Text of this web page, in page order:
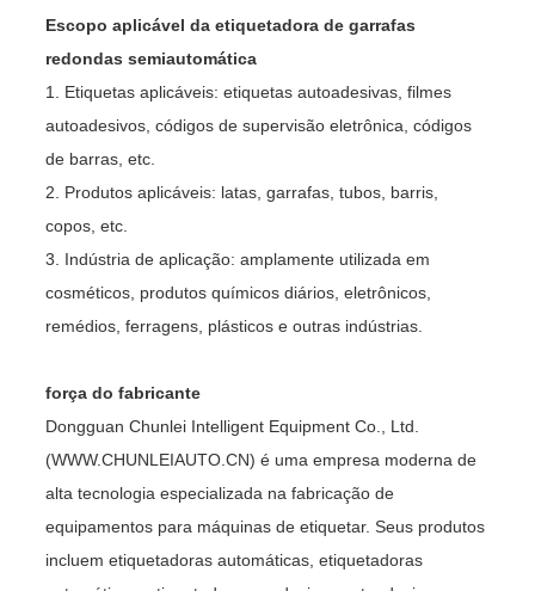
Escopo aplicável da etiquetadora de garrafas
redondas semiautomática
1. Etiquetas aplicáveis: etiquetas autoadesivas, filmes
autoadesivos, códigos de supervisão eletrônica, códigos
de barras, etc.
2. Produtos aplicáveis: latas, garrafas, tubos, barris,
copos, etc.
3. Indústria de aplicação: amplamente utilizada em
cosméticos, produtos químicos diários, eletrônicos,
remédios, ferragens, plásticos e outras indústrias.
força do fabricante
Dongguan Chunlei Intelligent Equipment Co., Ltd.
(WWW.CHUNLEIAUTO.CN) é uma empresa moderna de
alta tecnologia especializada na fabricação de
equipamentos para máquinas de etiquetar. Seus produtos
incluem etiquetadoras automáticas, etiquetadoras